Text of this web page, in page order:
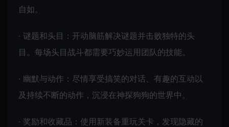
自如。
· 谜题和头目：开动脑筋解决谜题并击败独特的头
目。每场头目战斗都需要巧妙运用团队的技能。
· 幽默与动作：尽情享受搞笑的对话、有趣的互动以
及持续不断的动作，沉浸在神探狗狗的世界中。
· 奖励和收藏品：使用新装备重玩关卡，发现隐藏的